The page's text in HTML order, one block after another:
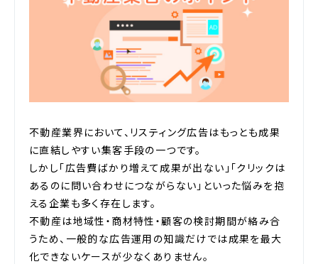
不動産業界において、リスティング広告はもっとも成果
に直結しやすい集客手段の一つです。
しかし「広告費ばかり増えて成果が出ない」「クリックは
あるのに問い合わせにつながらない」といった悩みを抱
える企業も多く存在します。
不動産は地域性・商材特性・顧客の検討期間が絡み合
うため、一般的な広告運用の知識だけでは成果を最大
化できないケースが少なくありません。